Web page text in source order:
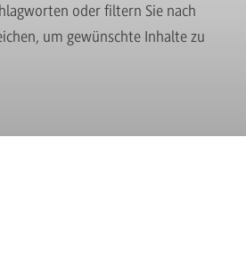
oder filtern Sie nach
um gewünschte Inhalte zu